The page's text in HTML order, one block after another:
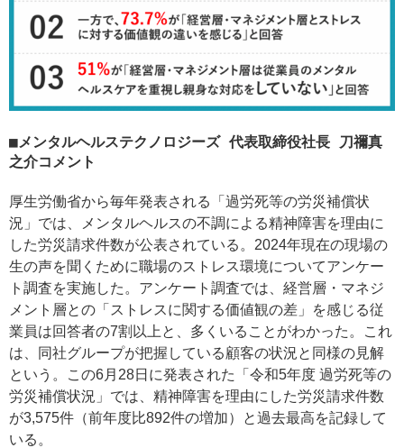
メンタルヘルステクノロジーズ 代表取締役社長 刀禰真
之介コメント
厚生労働省から毎年発表される「過労死等の労災補償状
況」では、メンタルヘルスの不調による精神障害を理由に
した労災請求件数が公表されている。2024年現在の現場の
生の声を聞くために職場のストレス環境についてアンケー
ト調査を実施した。アンケート調査では、経営層・マネジ
メント層との「ストレスに関する価値観の差」を感じる従
業員は回答者の7割以上と、多くいることがわかった。これ
は、同社グループが把握している顧客の状況と同様の見解
という。この6月28日に発表された「令和5年度 過労死等の
労災補償状況」では、精神障害を理由にした労災請求件数
が3,575件（前年度比892件の増加）と過去最高を記録して
いる。